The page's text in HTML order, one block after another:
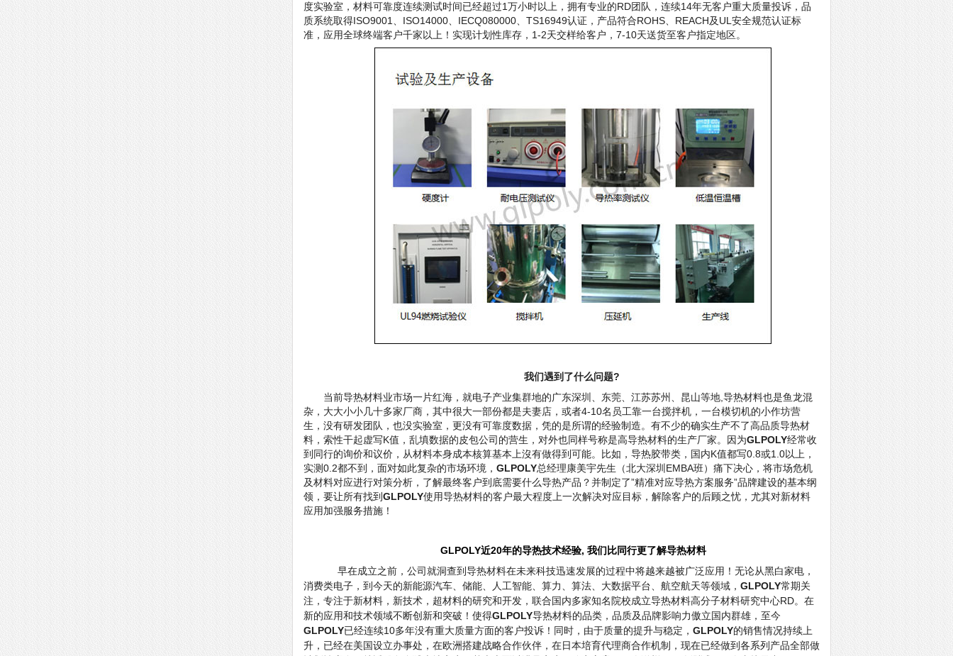
度实验室，材料可靠度连续测试时间已经超过1万小时以上，拥有专业的RD团队，连续14年无客户重大质量投诉，品
质系统取得ISO9001、ISO14000、IECQ080000、TS16949认证，产品符合ROHS、REACH及UL安全规范认证标
准，应用全球终端客户千家以上！实现计划性库存，1-2天交样给客户，7-10天送货至客户指定地区。
我们遇到了什么问题?
当前导热材料业市场一片红海，就电子产业集群地的广东深圳、东莞、江苏苏州、昆山等地,导热材料也是鱼龙混
杂，大大小小几十多家厂商，其中很大一部份都是夫妻店，或者4-10名员工靠一台搅拌机，一台模切机的小作坊营
生，没有研发团队，也没实验室，更没有可靠度数据，凭的是所谓的经验制造。有不少的确实生产不了高品质导热材
料，索性干起虚写K值，乱填数据的皮包公司的营生，对外也同样号称是高导热材料的生产厂家。因为GLPOLY经常收
到同行的询价和议价，从材料本身成本核算基本上沒有做得到可能。比如，导热胶带类，国内K值都写0.8或1.0以上，
实测0.2都不到，面对如此复杂的市场环境， GLPOLY总经理康美宇先生（北大深圳EMBA班）痛下决心，将市场危机
及材料对应进行对策分析，了解最终客户到底需要什么导热产品？并制定了”精准对应导热方案服务”品牌建设的基本纲
领，要让所有找到GLPOLY使用导热材料的客户最大程度上一次解决对应目标，解除客户的后顾之忧，尤其对新材料
应用加强服务措施！
GLPOLY近20年的导热技术经验, 我们比同行更了解导热材料
早在成立之前， 公司就洞查到导热材料在未来科技迅速发展的过程中将越来越被广泛应用！无论从黑白家电，
消费类电子，到今天的新能源汽车、储能、人工智能、算力、算法、大数据平台、航空航天等领域， GLPOLY常期关
注，专注于新材料，新技术，超材料的研究和开发，联合国内多家知名院校成立导热材料高分子材料研究中心RD。在
新的应用和技术领域不断创新和突破！使得GLPOLY导热材料的品类，品质及品牌影响力傲立国内群雄，至今
GLPOLY已经连续10多年没有重大质量方面的客户投诉！同时，由于质量的提升与稳定， GLPOLY的销售情况持续上
升，已经在美国设立办事处，在欧洲搭建战略合作伙伴，在日本培育代理商合作机制，现在已经做到各系列产品全部做